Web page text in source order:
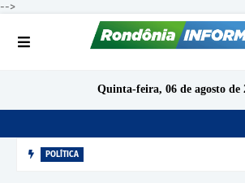
-->
Quinta-feira, 06 de agosto de
POLÍTICA